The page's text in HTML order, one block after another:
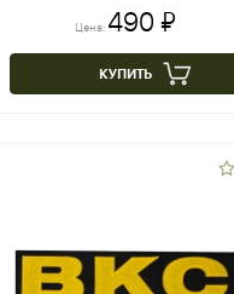
Цена: 490 ₽
КУПИТЬ